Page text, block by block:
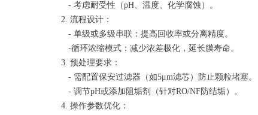
- 考虑耐受性（pH、温度、化学腐蚀）。
2. 流程设计：
- 单级或多级串联：提高回收率或分离精度。
-循环浓缩模式：减少浓差极化，延长膜寿命。
3. 预处理要求：
- 需配置保安过滤器（如5μm滤芯）防止颗粒堵塞。
- 调节pH或添加阻垢剂（针对RO/NF防结垢）。
4. 操作参数优化：